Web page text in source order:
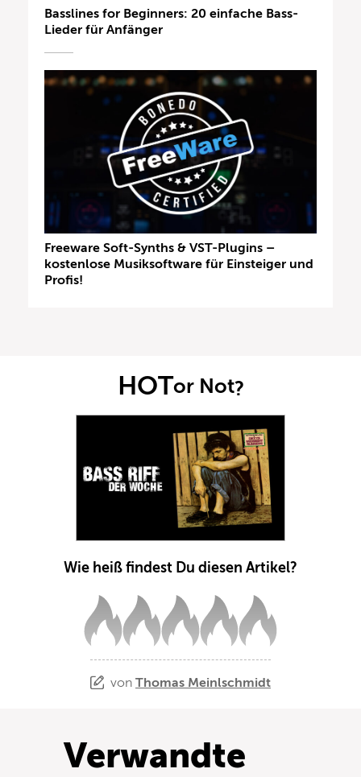
Basslines for Beginners: 20 einfache Bass-
Lieder für Anfänger
Freeware Soft-Synths & VST-Plugins –
kostenlose Musiksoftware für Einsteiger und
Profis!
HOTor Not?
Wie heiß findest Du diesen Artikel?
von Thomas Meinlschmidt
Verwandte